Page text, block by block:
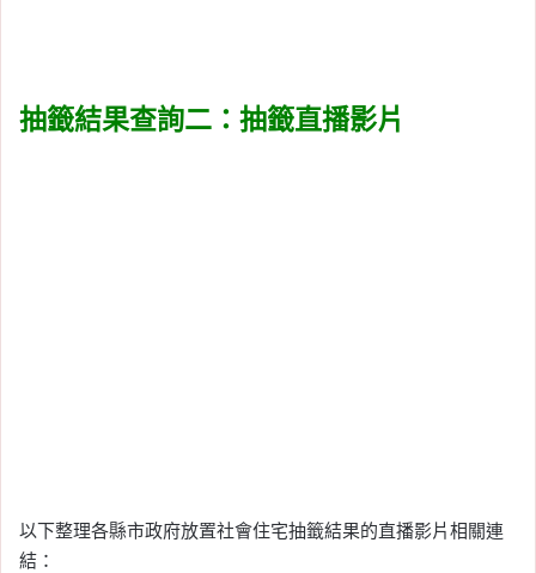
抽籤結果查詢二：抽籤直播影片
以下整理各縣市政府放置社會住宅抽籤結果的直播影片相關連
結：